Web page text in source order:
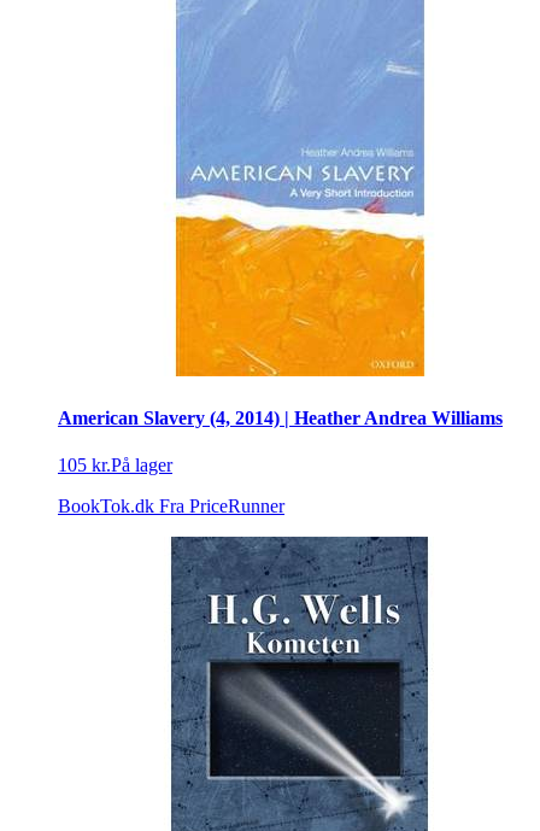
American Slavery (4, 2014) | Heather Andrea Williams
105 kr.På lager
BookTok.dk Fra PriceRunner